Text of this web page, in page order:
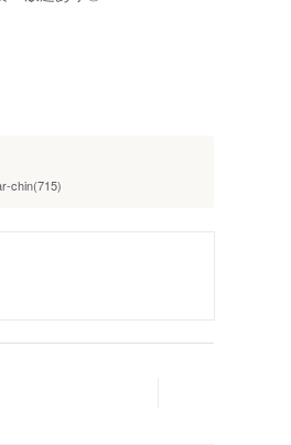
chin(715)